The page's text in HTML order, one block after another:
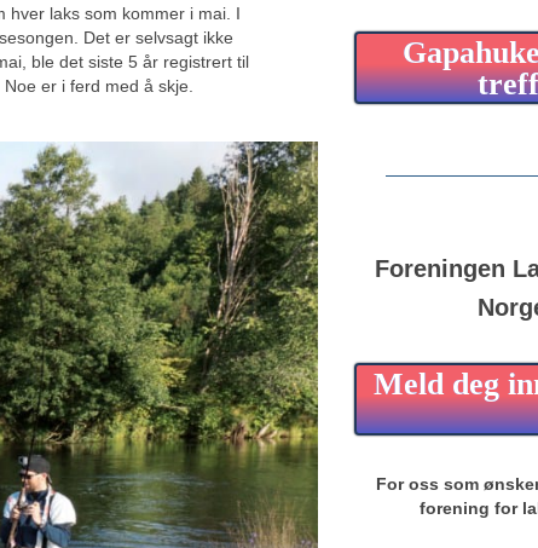
hver laks som kommer i mai. I
Det er selvsagt ikke
ble det siste 5 år registrert til
er i ferd med å skje.
Foreningen
Meld deg
For oss som
forening for